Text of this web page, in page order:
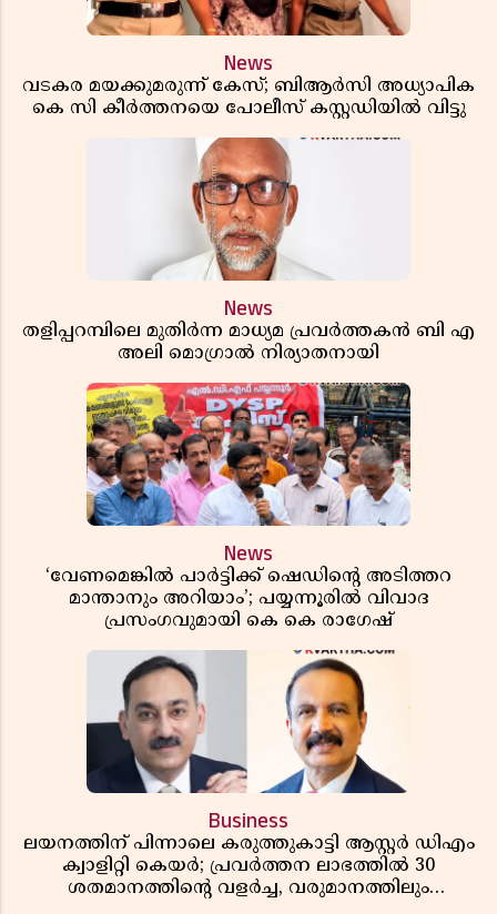
News
വടകര മയക്കുമരുന്ന് കേസ്; ബിആർസി അധ്യാപിക
കെ സി കീർത്തനയെ പോലീസ് കസ്റ്റഡിയിൽ വിട്ടു
News
തളിപ്പറമ്പിലെ മുതിർന്ന മാധ്യമ പ്രവർത്തകൻ ബി എ
അലി മൊഗ്രാൽ നിര്യാതനായി
News
‘വേണമെങ്കിൽ പാർട്ടിക്ക് ഷെഡിൻ്റെ അടിത്തറ
മാന്താനും അറിയാം’; പയ്യന്നൂരിൽ വിവാദ
പ്രസംഗവുമായി കെ കെ രാഗേഷ്
Business
ലയനത്തിന് പിന്നാലെ കരുത്തുകാട്ടി ആസ്റ്റർ ഡിഎം
ക്വാളിറ്റി കെയർ; പ്രവർത്തന ലാഭത്തിൽ 30
ശതമാനത്തിൻ്റെ വളർച്ച, വരുമാനത്തിലും